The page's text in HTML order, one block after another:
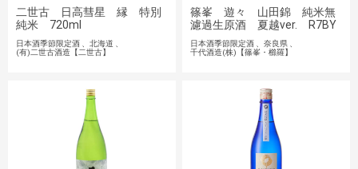
二世古 日高彗星 縁 特別
純米 720ml
日本酒季節限定酒
北海道
(有)二世古酒造【二世古】
篠峯 遊々 山田錦 純米無
濾過生原酒 夏越ver. R7BY
日本酒季節限定酒
奈良県
千代酒造(株)【篠峯・櫛羅】